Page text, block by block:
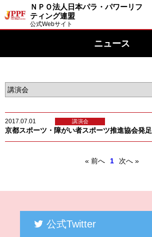
ＮＰＯ法人日本パラ・パワーリフ
ティング連盟
公式Webサイト
ニュース
2017.07.01 講演会
京都スポーツ・障がい者スポーツ推進協会発​足
« 前へ 1 次へ »
公式Twitter